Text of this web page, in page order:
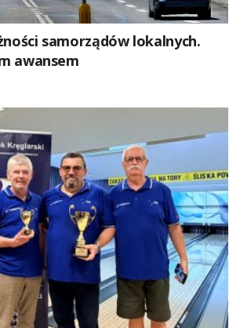
samorządów lokalnych.
awansem